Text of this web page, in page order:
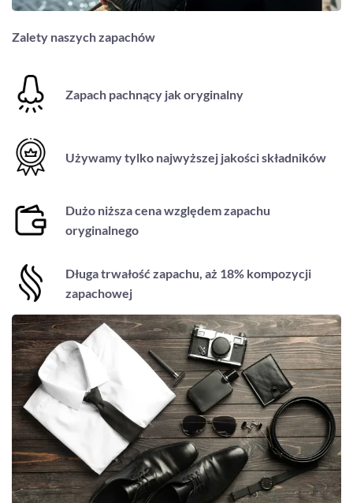
Zalety naszych zapachów
Zapach pachnący jak oryginalny
Używamy tylko najwyższej jakości składników
Dużo niższa cena względem zapachu
oryginalnego
Długa trwałość zapachu, aż 18% kompozycji
zapachowej